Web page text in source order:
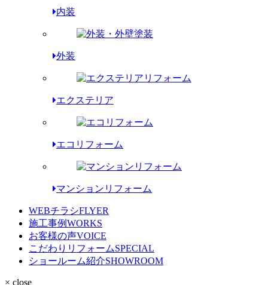
内装
外装
エクステリア
エコリフォーム
マンションリフォーム
WEBチラシFLYER
施工事例WORKS
お客様の声VOICE
こだわりリフォームSPECIAL
ショールーム紹介SHOWROOM
× close